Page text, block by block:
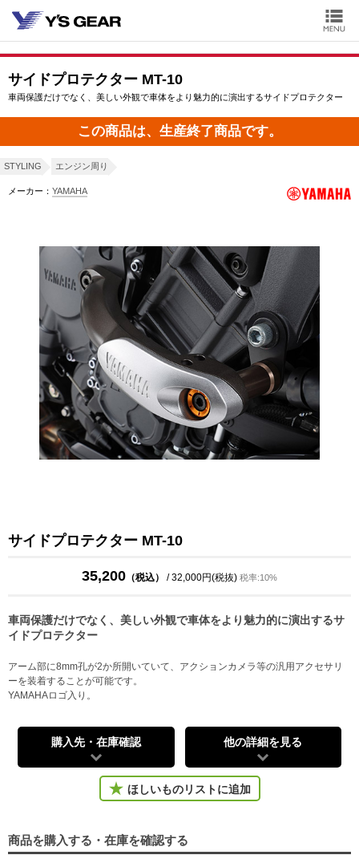
サイドプロテクター MT-10
車両保護だけでなく、美しい外観で車体をより魅力的に演出するサイドプロテクター
この商品は、生産終了商品です。
STYLING エンジン周り
メーカー： YAMAHA
サイドプロテクター MT-10
35,200 （税込） / 32,000円(税抜) 税率:10%
車両保護だけでなく、美しい外観で車体をより魅力的に演出するサ
イドプロテクター
アーム部に8mm孔が2か所開いていて、アクションカメラ等の汎用アクセサリ
ーを装着することが可能です。
YAMAHAロゴ入り。
購入先・在庫確認 他の詳細を見る
ほしいものリストに追加
商品を購入する・在庫を確認する